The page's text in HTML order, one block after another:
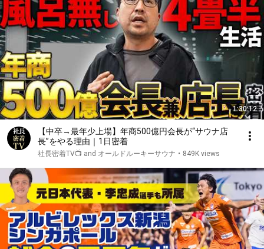
1:30:12
【中卒→最年少上場】年商500億円会長が“サウナ店
長”をやる理由｜1日密着
社長密着TV📺 and オールドルーキーサウナ • 849K views